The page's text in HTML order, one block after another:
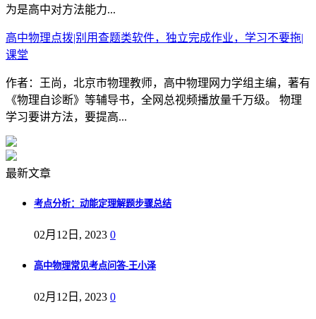
为是高中对方法能力...
高中物理点拨|别用查题类软件，独立完成作业，学习不要拖|
课堂
作者：王尚，北京市物理教师，高中物理网力学组主编，著有
《物理自诊断》等辅导书，全网总视频播放量千万级。 物理
学习要讲方法，要提高...
最新文章
考点分析：动能定理解题步骤总结
02月12日, 2023 0
高中物理常见考点问答-王小泽
02月12日, 2023 0